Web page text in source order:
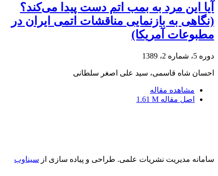
آیا این مرد به بمب اتم دست پیدا می‌کند؟
(نگاهی به بازنمایی مناقشات اتمی ایران در
مطبوعات آمریکا)
دوره 5، شماره 2، 1389
احسان شاه قاسمی، سید علی اصغر سلطانی
مشاهده مقاله
اصل مقاله 1.61 M
سامانه مدیریت نشریات علمی. طراحی و پیاده سازی از سیناوب